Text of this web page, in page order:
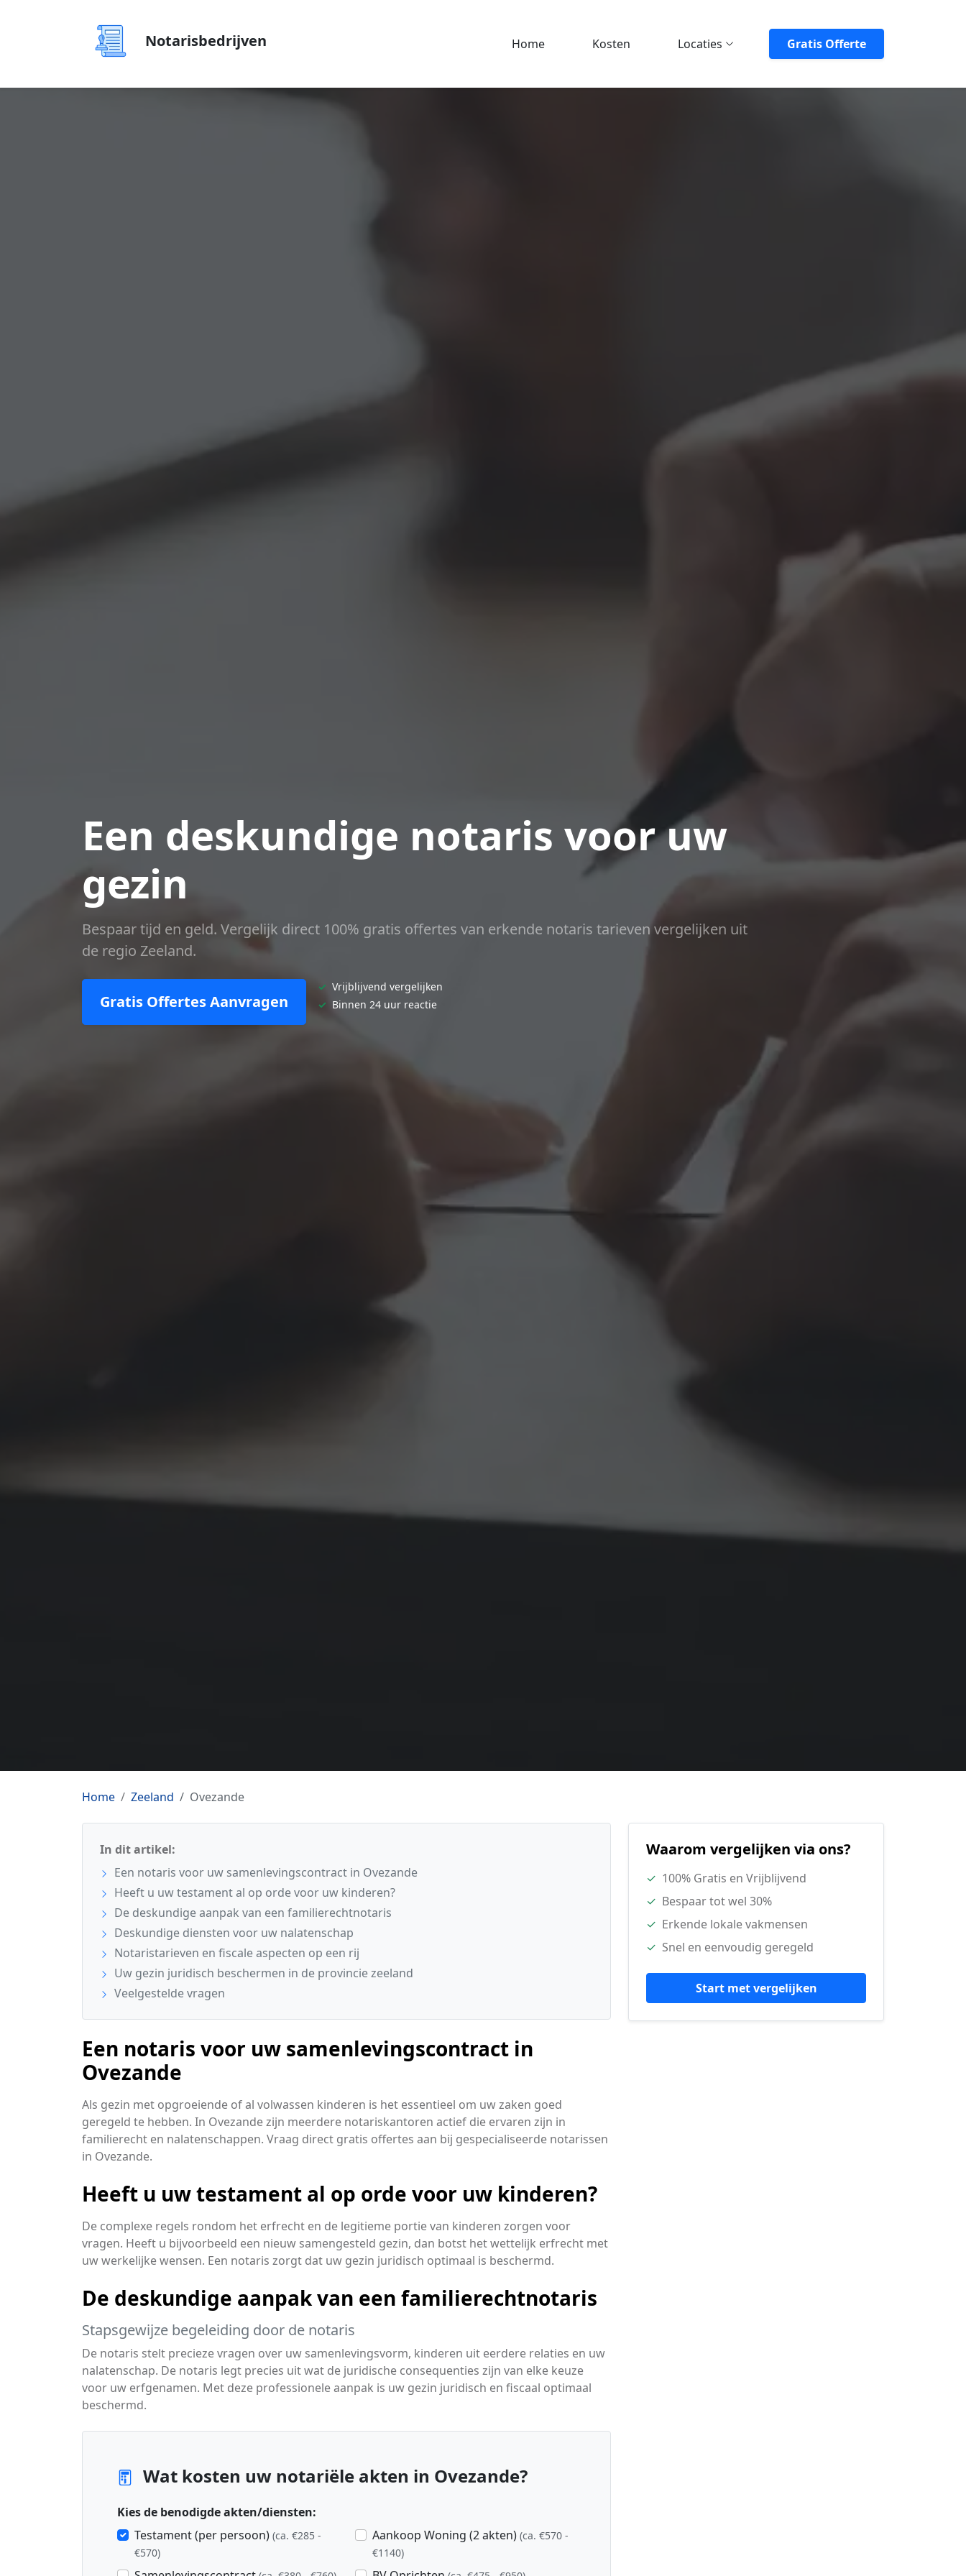
Notarisbedrijven Home Kosten Locaties Gratis Offerte
Een deskundige notaris voor uw
gezin
Bespaar tijd en geld. Vergelijk direct 100% gratis offertes van erkende notaris tarieven vergelijken uit
de regio Zeeland.
Gratis Offertes Aanvragen
✓ Vrijblijvend vergelijken
✓ Binnen 24 uur reactie
Home Zeeland Ovezande
In dit artikel:
Een notaris voor uw samenlevingscontract in Ovezande
Heeft u uw testament al op orde voor uw kinderen?
De deskundige aanpak van een familierechtnotaris
Deskundige diensten voor uw nalatenschap
Notaristarieven en fiscale aspecten op een rij
Uw gezin juridisch beschermen in de provincie zeeland
Veelgestelde vragen
Een notaris voor uw samenlevingscontract in
Ovezande
Als gezin met opgroeiende of al volwassen kinderen is het essentieel om uw zaken goed
geregeld te hebben. In Ovezande zijn meerdere notariskantoren actief die ervaren zijn in
familierecht en nalatenschappen. Vraag direct gratis offertes aan bij gespecialiseerde notarissen
in Ovezande.
Heeft u uw testament al op orde voor uw kinderen?
De complexe regels rondom het erfrecht en de legitieme portie van kinderen zorgen voor
vragen. Heeft u bijvoorbeeld een nieuw samengesteld gezin, dan botst het wettelijk erfrecht met
uw werkelijke wensen. Een notaris zorgt dat uw gezin juridisch optimaal is beschermd.
De deskundige aanpak van een familierechtnotaris
Stapsgewijze begeleiding door de notaris
De notaris stelt precieze vragen over uw samenlevingsvorm, kinderen uit eerdere relaties en uw
nalatenschap. De notaris legt precies uit wat de juridische consequenties zijn van elke keuze
voor uw erfgenamen. Met deze professionele aanpak is uw gezin juridisch en fiscaal optimaal
beschermd.
Wat kosten uw notariële akten in Ovezande?
Kies de benodigde akten/diensten:
Testament (per persoon) (ca. €285 -
€570)
Aankoop Woning (2 akten) (ca. €570 -
€1140)
Waarom vergelijken via ons?
✓ 100% Gratis en Vrijblijvend
✓ Bespaar tot wel 30%
✓ Erkende lokale vakmensen
✓ Snel en eenvoudig geregeld
Start met vergelijken